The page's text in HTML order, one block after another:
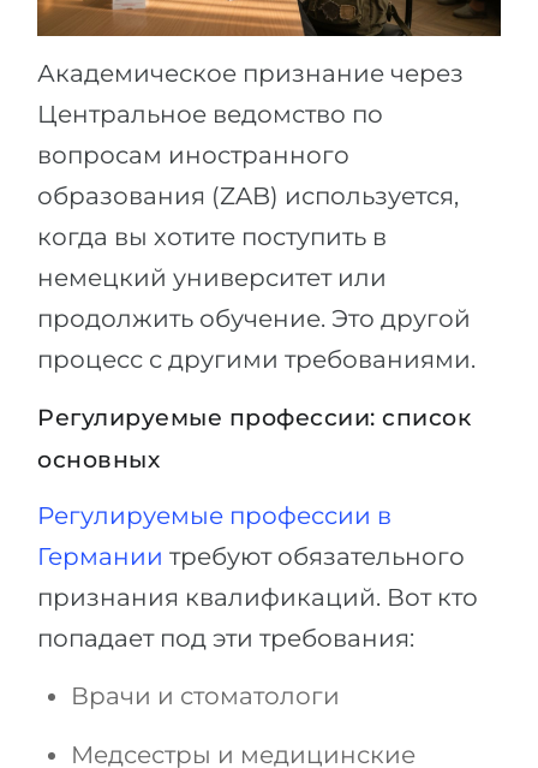
Академическое признание через
Центральное ведомство по
вопросам иностранного
образования (ZAB) используется,
когда вы хотите поступить в
немецкий университет или
продолжить обучение. Это другой
процесс с другими требованиями.
Регулируемые профессии: список
основных
Регулируемые профессии в
Германии требуют обязательного
признания квалификаций. Вот кто
попадает под эти требования:
Врачи и стоматологи
Медсестры и медицинские